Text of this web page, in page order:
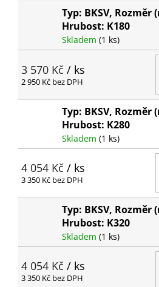
Typ: BKSV, Rozměr
Hrubost: K180
Skladem (1 ks)
3 570 Kč / ks
2 950 Kč bez DPH
Typ: BKSV, Rozměr
Hrubost: K280
Skladem (1 ks)
4 054 Kč / ks
3 350 Kč bez DPH
Typ: BKSV, Rozměr
Hrubost: K320
Skladem (1 ks)
4 054 Kč / ks
3 350 Kč bez DPH